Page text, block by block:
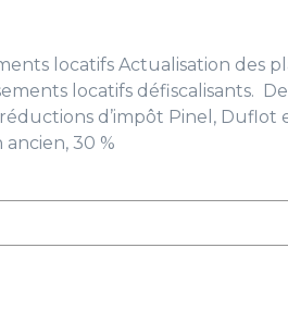
locatifs Actualisation
locatifs défiscalisants.
d’impôt Pinel, Duflot
30 %